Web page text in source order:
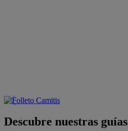
Descubre nuestras guías